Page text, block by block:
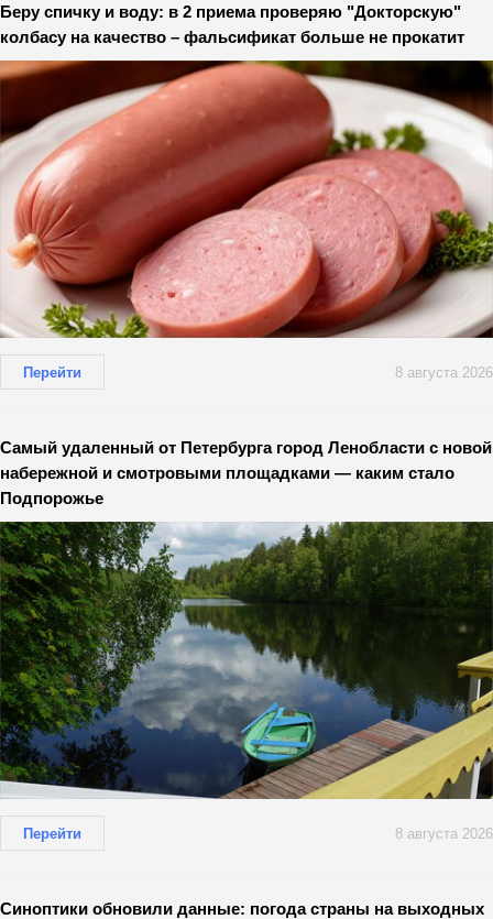
Беру спичку и воду: в 2 приема проверяю "Докторскую"
колбасу на качество – фальсификат больше не прокатит
Перейти 8 августа 2026
Самый удаленный от Петербурга город Ленобласти с новой
набережной и смотровыми площадками — каким стало
Подпорожье
Перейти 8 августа 2026
Синоптики обновили данные: погода страны на выходных